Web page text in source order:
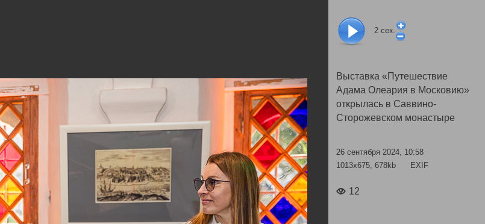
2 сек.
Выставка «Путешествие
Адама Олеария в Московию»
открылась в Саввино-
Сторожевском монастыре
26 сентября 2024, 10:58
1013x675, 678kb
EXIF
12